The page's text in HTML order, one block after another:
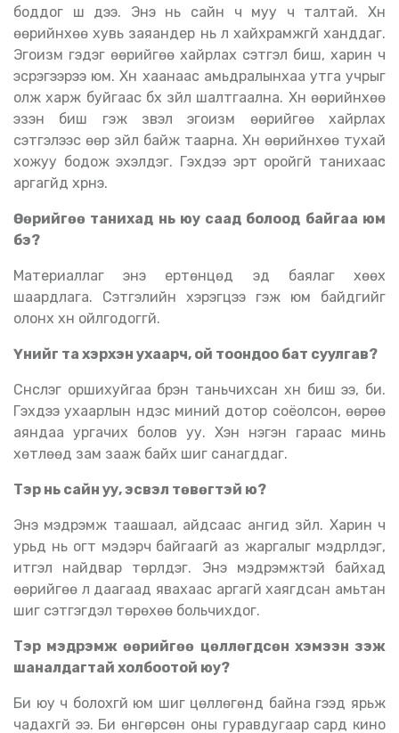
боддог шүү дээ. Энэ нь сайн ч муу ч талтай. Хүн
өөрийнхөө хувь заяандер нь л хайхрамжгүй ханддаг.
Эгоизм гэдэг өөрийгөө хайрлах сэтгэл биш, харин ч
эсрэгээрээ юм. Хүн хаанаас амьдралынхаа утга учрыг
олж харж буйгаас бүх зүйл шалтгаална. Хүн өөрийнхөө
эзэн биш гэж үзвэл эгоизм өөрийгөө хайрлах
сэтгэлээс өөр зүйл байж таарна. Хүн өөрийнхөө тухай
хожуу бодож эхэлдэг. Гэхдээ эрт оройгүй танихаас
аргагүйд хүрнэ.
Өөрийгөө танихад нь юу саад болоод байгаа юм
бэ?
Материаллаг энэ ертөнцөд эд баялаг хөөх
шаардлага. Сэтгэлийн хэрэгцээ гэж юм байдгийг
олонх хүн ойлгодоггүй.
Үүнийг та хэрхэн ухаарч, ой тоондоо бат суулгав?
Сүнслэг оршихуйгаа бүрэн таньчихсан хүн биш ээ, би.
Гэхдээ ухаарлын үндэс миний дотор соёолсон, өөрөө
аяндаа ургачих болов уу. Хэн нэгэн гараас минь
хөтлөөд зам зааж байх шиг санагддаг.
Тэр нь сайн уу, эсвэл төвөгтэй юү?
Энэ мэдрэмж таашаал, айдсаас ангид зүйл. Харин ч
урьд нь огт мэдэрч байгаагүй аз жаргалыг мэдрүүлдэг,
итгэл найдвар төрүүлдэг. Энэ мэдрэмжтэй байхад
өөрийгөө л даагаад явахаас аргагүй хаягдсан амьтан
шиг сэтгэгдэл төрөхөө больчихдог.
Тэр мэдрэмж өөрийгөө цөллөгдсөн хэмээн үзэж
шаналдагтай холбоотой юу?
Би юу ч болохгүй юм шиг цөллөгөнд байна гээд ярьж
чадахгүй ээ. Би өнгөрсөн оны гуравдугаар сард кино